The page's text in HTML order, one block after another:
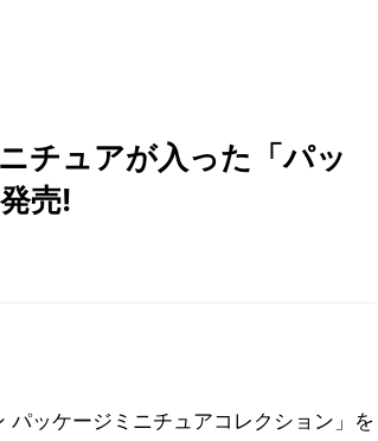
チュアが入った「パッ
売!
ッケージミニチュアコレクション」を